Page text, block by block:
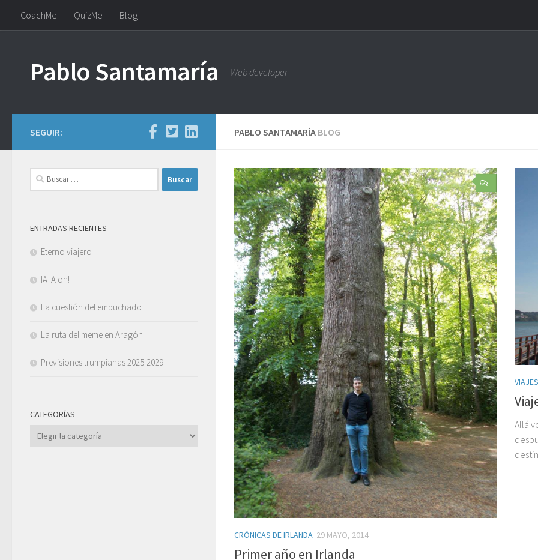
Saltar al contenido
CoachMe QuizMe Blog
Pablo Santamaría Web developer
PABLO SANTAMARÍA BLOG
1
CRÓNICAS DE IRLANDA 29 MAYO, 2014
Primer año en Irlanda
VIAJES
Allá
SEGUIR:
Buscar:
ENTRADAS RECIENTES
Eterno viajero
IA IA oh!
La cuestión del embuchado
La ruta del meme en Aragón
Previsiones trumpianas 2025-2029
CATEGORÍAS
Categorías